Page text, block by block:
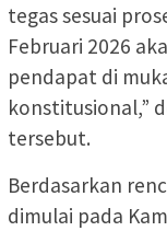
tegas sesuai
Februari 2026
pendapat di
konstitusional,”
tersebut.
Berdasarkan
dimulai pada